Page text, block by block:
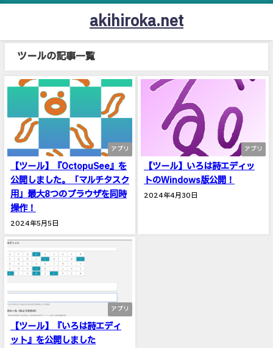
akihiroka.net
ツールの記事一覧
アプリ
【ツール】『OctopuSee』を
公開しました。「マルチタスク
用」最大8つのブラウザを同時
操作！
2024年5月5日
アプリ
【ツール】いろは詩エディッ
トのWindows版公開！
2024年4月30日
アプリ
【ツール】『いろは詩エディ
ット』を公開しました